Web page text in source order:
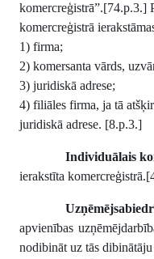
komercreģistrā”.[74.p.3.]
komercreģistrā
1) firma;
2) komersanta vārds,
3) juridiskā adrese;
4) filiāles firma, ja tā
juridiskā adrese. [8.p.3.]
Individuālais
ierakstīta
apvienības
nodibināt uz tās